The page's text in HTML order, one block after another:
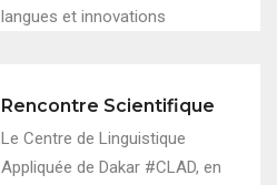
langues et innovations
Rencontre Scientifique
Le Centre de Linguistique
Appliquée de Dakar #CLAD, en